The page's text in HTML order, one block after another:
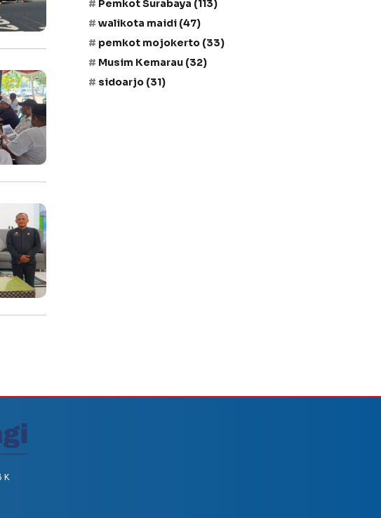
Pemkot Surabaya (113)
walikota maidi (47)
pemkot mojokerto (33)
Musim Kemarau (32)
sidoarjo (31)
K